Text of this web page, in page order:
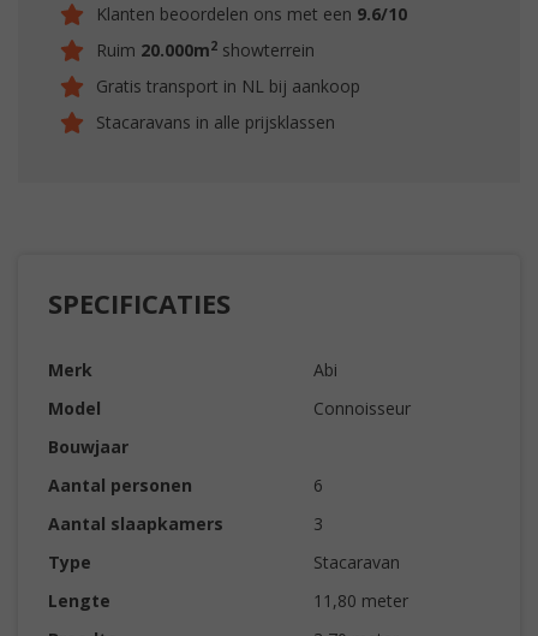
Klanten beoordelen ons met een 9.6/10
Ruim 20.000m2 showterrein
Gratis transport in NL bij aankoop
Stacaravans in alle prijsklassen
SPECIFICATIES
Merk
Abi
Model
Connoisseur
Bouwjaar
Aantal personen
6
Aantal slaapkamers
3
Type
Stacaravan
Lengte
11,80 meter